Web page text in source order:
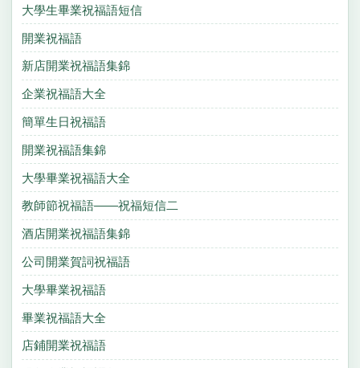
大學生畢業祝福語短信
開業祝福語
新店開業祝福語集錦
企業祝福語大全
簡單生日祝福語
開業祝福語集錦
大學畢業祝福語大全
教師節祝福語——祝福短信二
酒店開業祝福語集錦
公司開業賀詞祝福語
大學畢業祝福語
畢業祝福語大全
店鋪開業祝福語